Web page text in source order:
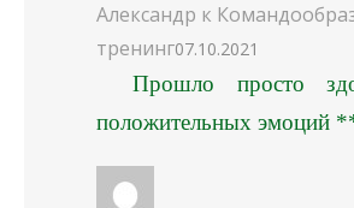
Александр к
тренинг07.10.2021
Прошло просто
положительных эмоций